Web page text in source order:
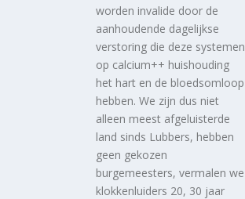
worden invalide door de
aanhoudende dagelijkse
verstoring die deze systemen
op calcium++ huishouding
het hart en de bloedsomloop
hebben. We zijn dus niet
alleen meest afgeluisterde
land sinds Lubbers, hebben
geen gekozen
burgemeesters, vermalen we
klokkenluiders 20, 30 jaar